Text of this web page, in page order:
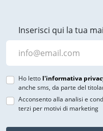
Inserisci qui la tua
Ho letto l'informativa
anche sms, da parte del
Acconsento alla analisi e
terzi per motivi di marketing